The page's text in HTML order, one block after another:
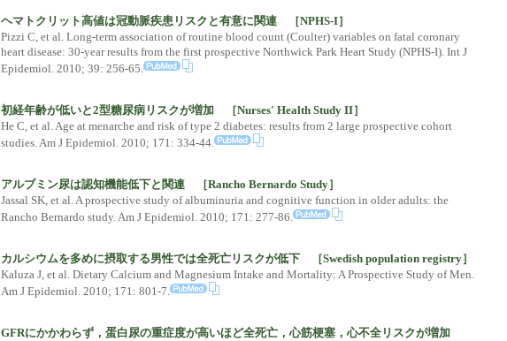
ヘマトクリット高値は冠動脈疾患リスクと有意に関連 ［NPHS-I］
Pizzi C, et al. Long-term association of routine blood count (Coulter) variables on fatal coronary
heart disease: 30-year results from the first prospective Northwick Park Heart Study (NPHS-I). Int J
Epidemiol. 2010; 39: 256-65.
初経年齢が低いと2型糖尿病リスクが増加 ［Nurses' Health Study II］
He C, et al. Age at menarche and risk of type 2 diabetes: results from 2 large prospective cohort
studies. Am J Epidemiol. 2010; 171: 334-44.
アルブミン尿は認知機能低下と関連 ［Rancho Bernardo Study］
Jassal SK, et al. A prospective study of albuminuria and cognitive function in older adults: the
Rancho Bernardo study. Am J Epidemiol. 2010; 171: 277-86.
カルシウムを多めに摂取する男性では全死亡リスクが低下 ［Swedish population registry］
Kaluza J, et al. Dietary Calcium and Magnesium Intake and Mortality: A Prospective Study of Men.
Am J Epidemiol. 2010; 171: 801-7.
GFRにかかわらず，蛋白尿の重症度が高いほど全死亡，心筋梗塞，心不全リスクが増加